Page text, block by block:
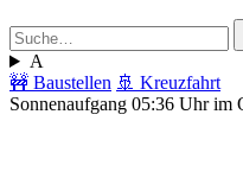
A
🚧 Baustellen 🚢 Kreuzfahrt
Sonnenaufgang 05:36 Uhr im